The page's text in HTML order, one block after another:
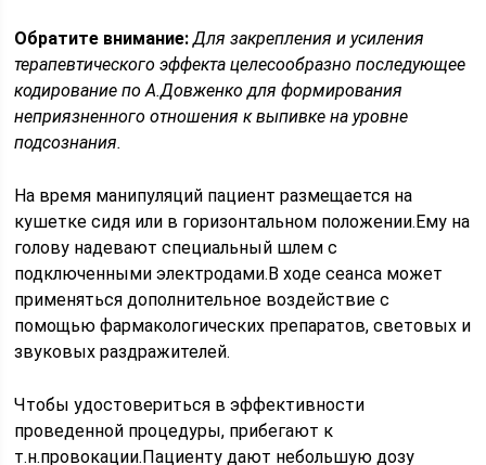
Обратите внимание: Для закрепления и усиления
терапевтического эффекта целесообразно последующее
кодирование по А.Довженко для формирования
неприязненного отношения к выпивке на уровне
подсознания.
На время манипуляций пациент размещается на
кушетке сидя или в горизонтальном положении.Ему на
голову надевают специальный шлем с
подключенными электродами.В ходе сеанса может
применяться дополнительное воздействие с
помощью фармакологических препаратов, световых и
звуковых раздражителей.
Чтобы удостовериться в эффективности
проведенной процедуры, прибегают к
т.н.провокации.Пациенту дают небольшую дозу